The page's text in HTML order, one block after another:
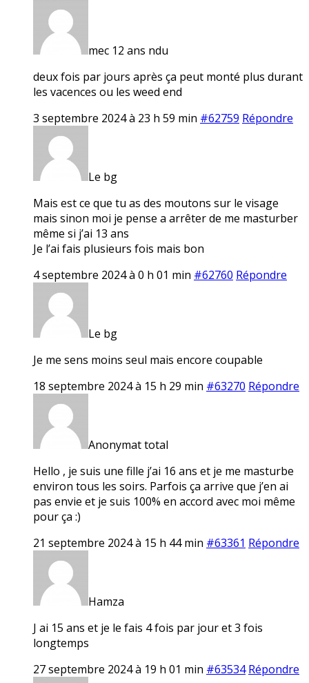
mec 12 ans ndu
deux fois par jours après ça peut monté plus durant
les vacences ou les weed end
3 septembre 2024 à 23 h 59 min #62759 Répondre
Le bg
Mais est ce que tu as des moutons sur le visage
mais sinon moi je pense a arrêter de me masturber
même si j’ai 13 ans
Je l’ai fais plusieurs fois mais bon
4 septembre 2024 à 0 h 01 min #62760 Répondre
Le bg
Je me sens moins seul mais encore coupable
18 septembre 2024 à 15 h 29 min #63270 Répondre
Anonymat total
Hello , je suis une fille j’ai 16 ans et je me masturbe
environ tous les soirs. Parfois ça arrive que j’en ai
pas envie et je suis 100% en accord avec moi même
pour ça :)
21 septembre 2024 à 15 h 44 min #63361 Répondre
Hamza
J ai 15 ans et je le fais 4 fois par jour et 3 fois
longtemps
27 septembre 2024 à 19 h 01 min #63534 Répondre